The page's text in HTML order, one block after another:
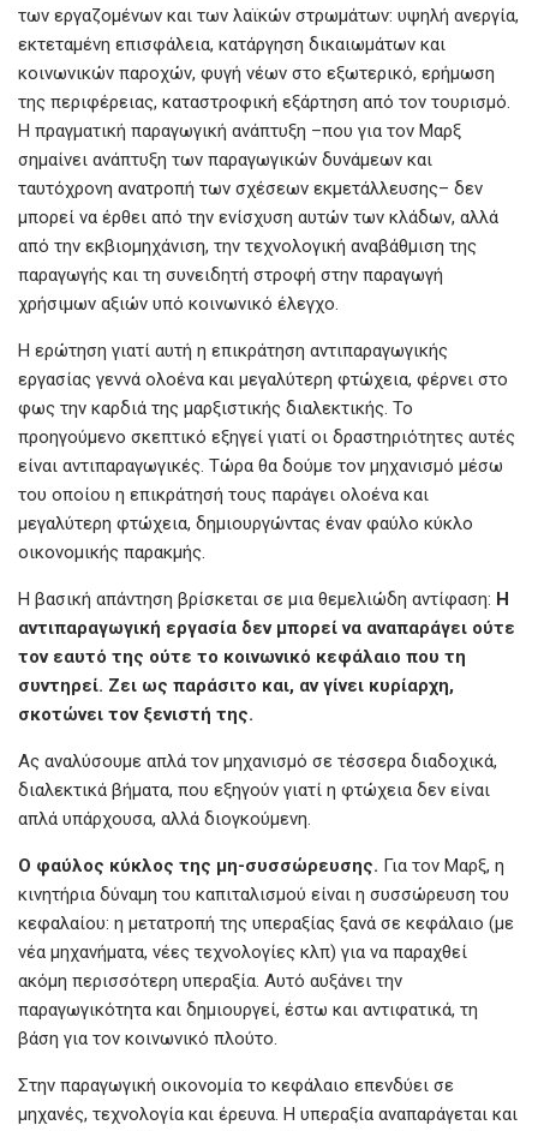
των εργαζομένων και των λαϊκών στρωμάτων: υψηλή ανεργία,
εκτεταμένη επισφάλεια, κατάργηση δικαιωμάτων και
κοινωνικών παροχών, φυγή νέων στο εξωτερικό, ερήμωση
της περιφέρειας, καταστροφική εξάρτηση από τον τουρισμό.
Η πραγματική παραγωγική ανάπτυξη –που για τον Μαρξ
σημαίνει ανάπτυξη των παραγωγικών δυνάμεων και
ταυτόχρονη ανατροπή των σχέσεων εκμετάλλευσης– δεν
μπορεί να έρθει από την ενίσχυση αυτών των κλάδων, αλλά
από την εκβιομηχάνιση, την τεχνολογική αναβάθμιση της
παραγωγής και τη συνειδητή στροφή στην παραγωγή
χρήσιμων αξιών υπό κοινωνικό έλεγχο.
Η ερώτηση γιατί αυτή η επικράτηση αντιπαραγωγικής
εργασίας γεννά ολοένα και μεγαλύτερη φτώχεια, φέρνει στο
φως την καρδιά της μαρξιστικής διαλεκτικής. Το
προηγούμενο σκεπτικό εξηγεί γιατί οι δραστηριότητες αυτές
είναι αντιπαραγωγικές. Τώρα θα δούμε τον μηχανισμό μέσω
του οποίου η επικράτησή τους παράγει ολοένα και
μεγαλύτερη φτώχεια, δημιουργώντας έναν φαύλο κύκλο
οικονομικής παρακμής.
Η βασική απάντηση βρίσκεται σε μια θεμελιώδη αντίφαση: Η
αντιπαραγωγική εργασία δεν μπορείνα αναπαράγει ούτε
τον εαυτό της ούτε το κοινωνικό κεφάλαιο που τη
συντηρεί. Ζει ως παράσιτο και, ανγίνει κυρίαρχη,
σκοτώνει τον ξενιστή της.
Ας αναλύσουμε απλά τον μηχανισμό σε τέσσερα διαδοχικά,
διαλεκτικά βήματα, που εξηγούν γιατί η φτώχεια δεν είναι
απλά υπάρχουσα, αλλά διογκούμενη.
Ο φαύλος κύκλος της μη-συσσώρευσης. Για τον Μαρξ, η
κινητήρια δύναμη του καπιταλισμού είναι η συσσώρευση του
κεφαλαίου: η μετατροπή της υπεραξίας ξανά σε κεφάλαιο (με
νέα μηχανήματα, νέες τεχνολογίες κλπ) για να παραχθεί
ακόμη περισσότερη υπεραξία. Αυτό αυξάνει την
παραγωγικότητα και δημιουργεί, έστω και αντιφατικά, τη
βάση για τον κοινωνικό πλούτο.
Στην παραγωγική οικονομία το κεφάλαιο επενδύει σε
μηχανές, τεχνολογία και έρευνα. Η υπεραξία αναπαράγεται και